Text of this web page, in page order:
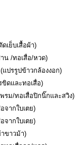
เย็บเสื้อผ้า)
น /ทอเสื่อ/หวด)
ปรรูปข้าวกล้องงอก)
ดและทอเสื่อ)
ม/ทอเสื่อปิกนิ๊กและสวิง)
จากใบเตย)
จากใบเตย)
ขาวม้า)